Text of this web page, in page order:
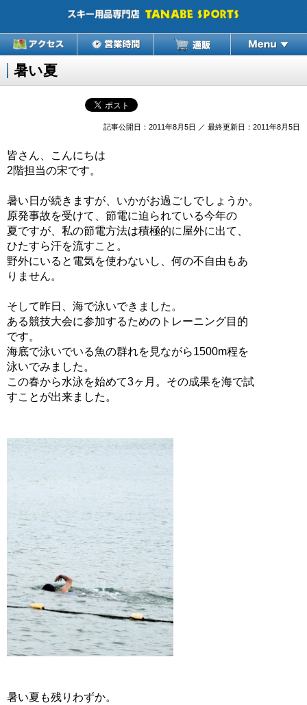
暑い夏
記事公開日：2011年8月5日 ／ 最終更新日：2011年8月5日
皆さん、こんにちは
2階担当の宋です。
暑い日が続きますが、いかがお過ごしでしょうか。
原発事故を受けて、節電に迫られている今年の
夏ですが、私の節電方法は積極的に屋外に出て、
ひたすら汗を流すこと。
野外にいると電気を使わないし、何の不自由もあ
りません。
そして昨日、海で泳いできました。
ある競技大会に参加するためのトレーニング目的
です。
海底で泳いでいる魚の群れを見ながら1500m程を
泳いでみました。
この春から水泳を始めて3ヶ月。その成果を海で試
すことが出来ました。
暑い夏も残りわずか。